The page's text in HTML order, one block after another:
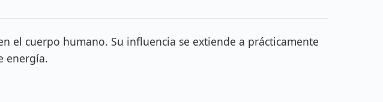
el cuerpo humano. Su influencia se extiende a prácticamente
energía.